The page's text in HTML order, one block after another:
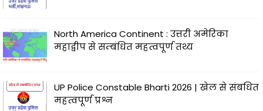
North America Continent : उत्तरी अमेरिका
महाद्वीप से सम्बंधित महत्वपूर्ण तथ्य
UP Police Constable Bharti 2026 | खेल से संबधित
महत्वपूर्ण प्रश्न